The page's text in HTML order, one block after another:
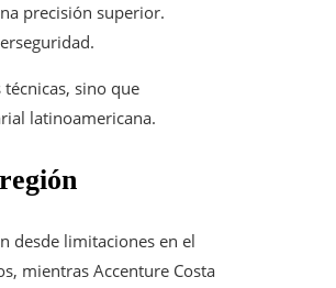
precisión superior.
sino que
latinoamericana.
desde limitaciones en el
mientras Accenture Costa